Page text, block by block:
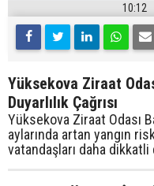
10:12
Yüksekova Ziraat
Duyarlılık Çağrısı
Yüksekova Ziraat Odası
aylarında artan yangın
vatandaşları daha